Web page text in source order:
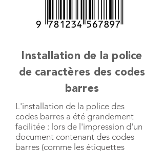
Installation de la police
de caractères des codes
barres
L'installation de la police des
codes barres a été grandement
facilitée : lors de l'impression d'un
document contenant des codes
barres (comme les étiquettes